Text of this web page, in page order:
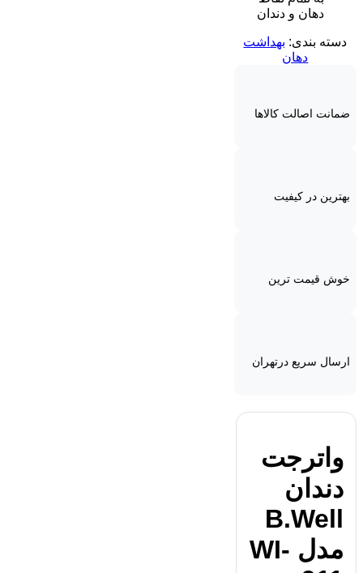
دهان و دندان
دسته بندی: بهداشت
دهان
ضمانت اصالت کالاها
بهترین در کیفیت
خوش قیمت ترین
ارسال سریع درتهران
واترجت
دندان
B.Well
مدل WI-